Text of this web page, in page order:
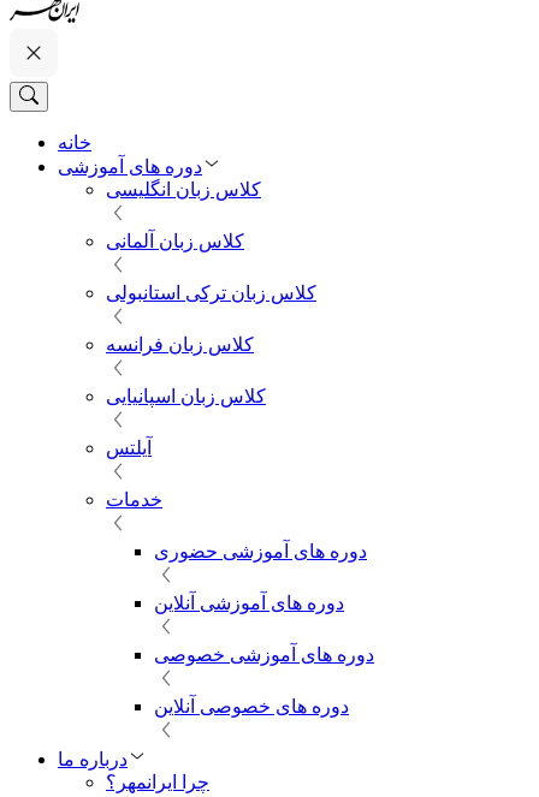
خانه
دوره های آموزشی
کلاس زبان انگلیسی
کلاس زبان آلمانی
کلاس زبان ترکی استانبولی
کلاس زبان فرانسه
کلاس زبان اسپانیایی
آیلتس
خدمات
دوره های آموزشی حضوری
دوره های آموزشی آنلاین
دوره های آموزشی خصوصی
دوره های خصوصی آنلاین
درباره ما
چرا ایرانمهر؟